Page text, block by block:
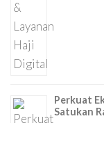
Perkuat
Satukan